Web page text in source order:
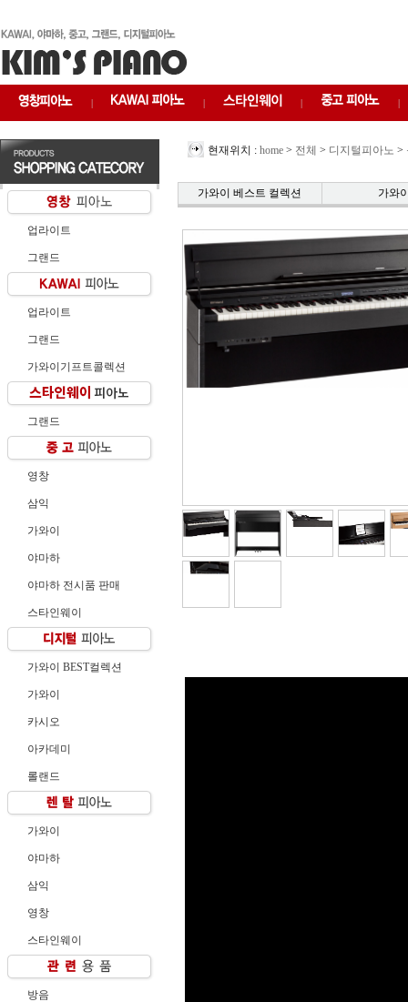
| | | |
업라이트
그랜드
업라이트
그랜드
가와이기프트콜렉션
그랜드
영창
삼익
가와이
야마하
야마하 전시품 판매
스타인웨이
가와이 BEST컬렉션
가와이
카시오
아카데미
롤랜드
가와이
야마하
삼익
영창
스타인웨이
방음
현재위치 :home > 전체 > 디지털피아노 >
가와이 베스트 컬렉션 가와